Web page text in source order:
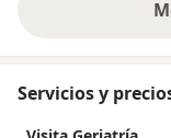
Servicios y